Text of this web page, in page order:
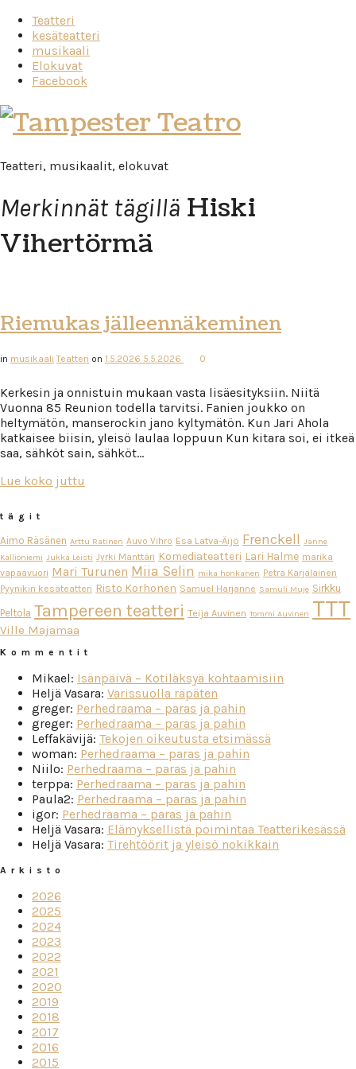
Teatteri
kesäteatteri
musikaali
Elokuvat
Facebook
Tampester
Teatro
Teatteri, musikaalit, elokuvat
Merkinnät tägillä Hiski
Vihertörmä
Riemukas jälleennäkeminen
in musikaali Teatteri on 1.5.2026 5.5.2026 0
Kerkesin ja onnistuin mukaan vasta lisäesityksiin. Niitä
Vuonna 85 Reunion todella tarvitsi. Fanien joukko on
heltymätön, manserockin jano kyltymätön. Kun Jari Ahola
katkaisee biisin, yleisö laulaa loppuun Kun kitara soi, ei itkeä
saa, sähköt sain, sähköt…
Lue koko juttu
tägit
Aimo Räsänen Arttu Ratinen Auvo Vihro Esa Latva-Äijö Frenckell
Janne
Kallioniemi
Jukka Leisti Jyrki Mänttäri Komediateatteri Lari Halme marika
vapaavuori Mari Turunen Miia Selin mika honkanen Petra Karjalainen
Pyynikin kesäteatteri Risto Korhonen Samuel Harjanne Samuli Muje Sirkku
Peltola Tampereen teatteri Teija Auvinen Tommi Auvinen TTT
Ville Majamaa
Kommentit
Mikael: Isänpäivä – Kotiläksyä kohtaamisiin
Heljä Vasara: Varissuolla räpäten
greger: Perhedraama – paras ja pahin
greger: Perhedraama – paras ja pahin
Leffakävijä: Tekojen oikeutusta etsimässä
woman: Perhedraama – paras ja pahin
Niilo: Perhedraama – paras ja pahin
terppa: Perhedraama – paras ja pahin
Paula2: Perhedraama – paras ja pahin
igor: Perhedraama – paras ja pahin
Heljä Vasara: Elämyksellistä poimintaa Teatterikesässä
Heljä Vasara: Tirehtöörit ja yleisö nokikkain
Arkisto
2026
2025
2024
2023
2022
2021
2020
2019
2018
2017
2016
2015